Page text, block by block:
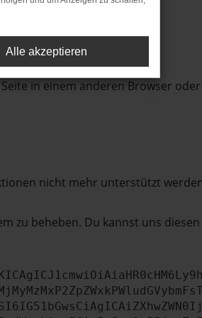
in einem anderen Browser
nicht mehr unterstützt
zu beheben. Du kannst uns diesen
Alle akzeptieren